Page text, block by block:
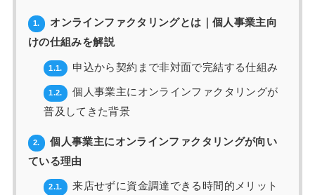
1.
オンラインファクタリングとは｜個人事業主向
けの仕組みを解説
1.1. 申込から契約まで非対面で完結する仕組み
1.2.
個人事業主にオンラインファクタリングが
普及してきた背景
2.
個人事業主にオンラインファクタリングが向い
ている理由
2.1. 来店せずに資金調達できる時間的メリット